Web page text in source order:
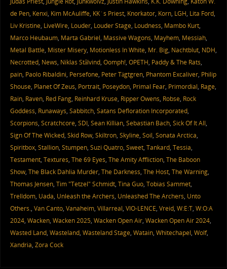
de Pen, Kenxi, Kim McAuliffe, KK´s Priest, Knorkator, Korn, LGH, Lita Ford,
Liv Kristine, LiveWire, Louder, Louder Stage, Loudness, Mambo Kurt,
Marco Heubaum, Marta Gabriel, Massive Wagons, Mayhem, Messiah,
Metal Battle, Mister Misery, Motionless In White, Mr. Big, Nachtblut, NDH,
Necrotted, News, Niklas Stålvind, Oomph!, OPETH, Paddy & The Rats,
pain, Paolo Ribaldini, Persefone, Peter Tägtgren, Phantom Excaliver, Philip
Shouse, Planet Of Zeus, Portrait, Poseydon, Primal Fear, Primordial, Rage,
Rain, Raven, Red Fang, Reinhard Kruse, Ripper Owens, Robse, Rock
Goddess, Runaways, Sabbitch, Satans Defloration Incorporated,
Scorpions, Scratchcore, SDI, Sean Killian, Sebastian Bach, Sick Of It All,
Sign Of The Wicked, Skid Row, Skiltron, Skyline, Soil, Sonata Arctica,
Spiritbox, Stallion, Stumpen, Suzi Quatro, Sweet, Tankard, Tessia,
Testament, Textures, The 69 Eyes, The Amity Affliction, The Baboon
Show, The Black Dahlia Murder, The Darkness, The Host, The Warning,
Thomas Jensen, Tim "Tetzel" Schmidt, Tina Guo, Tobias Sammet,
Trelldom, Uada, Unleash the Archers, Unleashed The Archers, Unto
Others., Van Canto, Vanaheim, Villarreal, VIO-LENCE, Vreid, W:E:T, W:O:A
2024, Wacken, Wacken 2025, Wacken Open Air, Wacken Open Air 2024,
Wasted Land, Wasteland, Wasteland Stage, Watain, Whitechapel, Wolf,
Xandria, Zora Cock